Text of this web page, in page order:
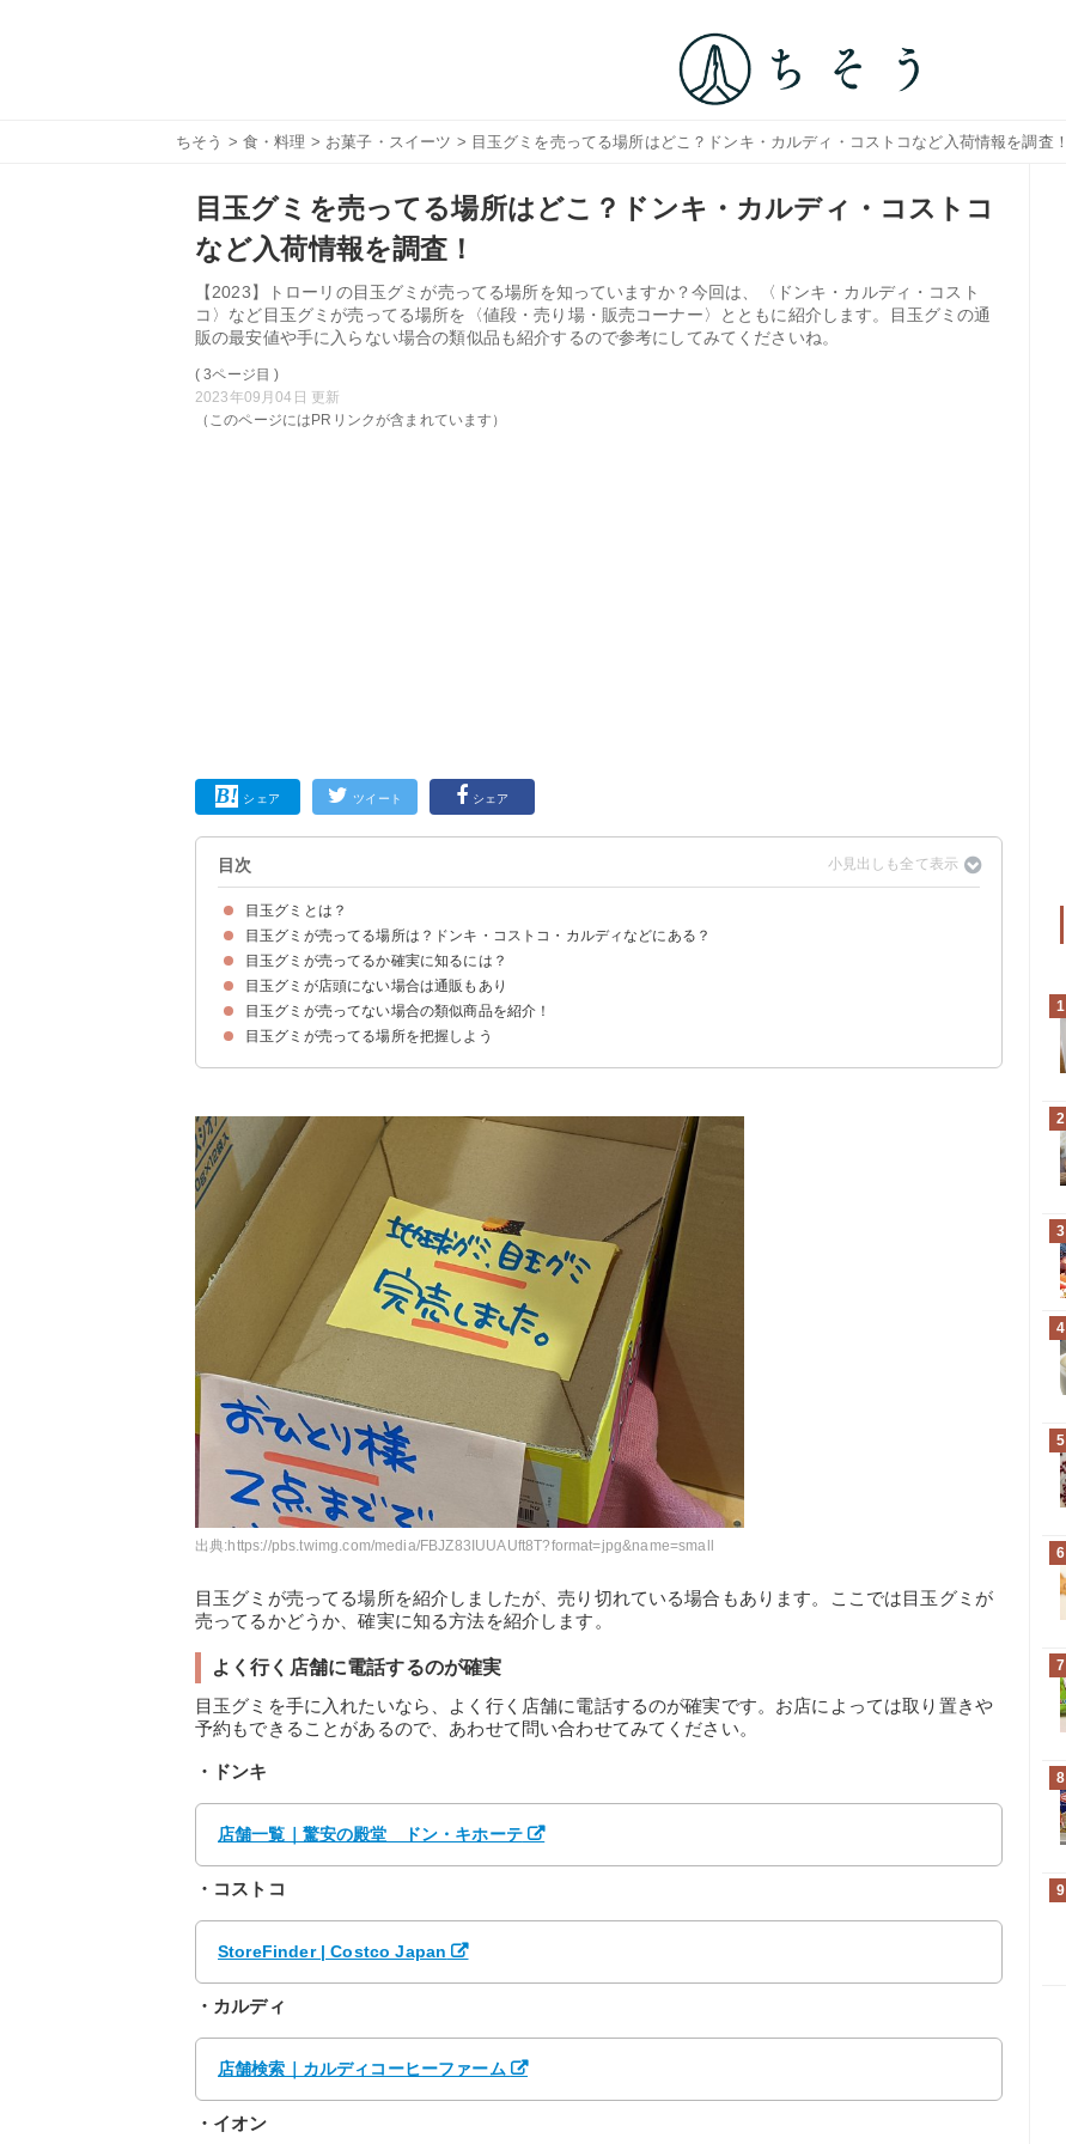
ちそう > 食・料理 > お菓子・スイーツ > 目玉グミを売ってる場所はどこ？ドンキ・カルディ・コストコなど入荷情報を調査！
目玉グミを売ってる場所はどこ？ドンキ・カルディ・コストコ
など入荷情報を調査！
【2023】トローリの目玉グミが売ってる場所を知っていますか？今回は、〈ドンキ・カルディ・コスト
コ〉など目玉グミが売ってる場所を〈値段・売り場・販売コーナー〉とともに紹介します。目玉グミの通
販の最安値や手に入らない場合の類似品も紹介するので参考にしてみてくださいね。
( 3ページ目 )
2023年09月04日 更新
（このページにはPRリンクが含まれています）
シェア ツイート シェア
目次
目玉グミとは？
目玉グミは動画サイトで話題になっているグミ
目玉グミの値段・定価
目玉グミが売ってる場所は？ドンキ・コストコ・カルディなどにある？
①ドンキ
②コストコ
③カルディ
④イオン
⑤ロフト
⑥ヴィレヴァン
⑦サンキューマート
⑧プラザ
⑨二木の菓子
➉オリンピア
目玉グミが売ってるか確実に知るには？
よく行く店舗に電話するのが確実
目玉グミが店頭にない場合は通販もあり
①目玉グミ
②目玉グミ・地球グミセット
目玉グミが売ってない場合の類似商品を紹介！
①ドラゴンポップグミ 16個セット（2450円）
②バードグミボール2個入り×3箱セット（1400円）
③アイボールズグミ 50個入り（5775円)
目玉グミが売ってる場所を把握しよう
出典:https://pbs.twimg.com/media/FBJZ83IUUAUft8T?format=jpg&name=small
目玉グミが売ってる場所を紹介しましたが、売り切れている場合もあります。ここでは目玉グミが
売ってるかどうか、確実に知る方法を紹介します。
よく行く店舗に電話するのが確実
目玉グミを手に入れたいなら、よく行く店舗に電話するのが確実です。お店によっては取り置きや
予約もできることがあるので、あわせて問い合わせてみてください。
・ドンキ
店舗一覧｜驚安の殿堂 ドン・キホーテ
・コストコ
StoreFinder | Costco Japan
・カルディ
店舗検索｜カルディコーヒーファーム
・イオン
1
2
3
4
5
6
7
8
9